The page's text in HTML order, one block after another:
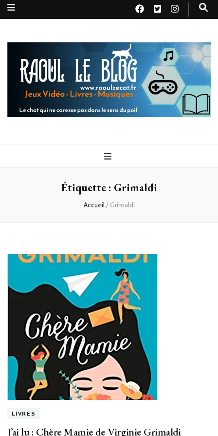
Raoul le
blog
Étiquette : Grimaldi
Accueil/ Grimaldi
LIVRES
J’ai lu : Chère Mamie de Virginie Grimaldi